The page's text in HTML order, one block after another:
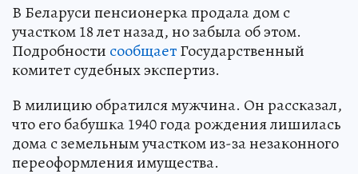
В Беларуси пенсионерка продала дом с
участком 18 лет назад, но забыла об этом.
Подробности сообщаетГосударственный
комитет судебных экспертиз.
В милицию обратился мужчина. Он рассказал,
что его бабушка 1940 года рождения лишилась
дома с земельным участком из-за незаконного
переоформления имущества.